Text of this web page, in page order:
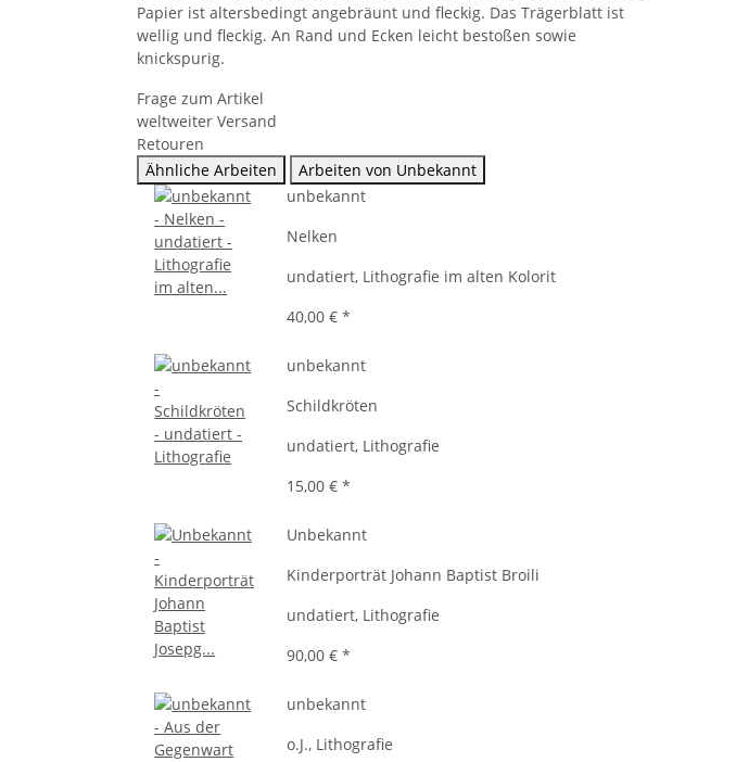
Papier ist altersbedingt angebräunt und fleckig. Das Trägerblatt ist
wellig und fleckig. An Rand und Ecken leicht bestoßen sowie
knickspurig.
Frage zum Artikel
weltweiter Versand
Retouren
Ähnliche Arbeiten
Arbeiten von Unbekannt
unbekannt
Nelken
undatiert, Lithografie im alten Kolorit
40,00 €*
unbekannt
Schildkröten
undatiert, Lithografie
15,00 €*
Unbekannt
Kinderporträt Johann Baptist Broili
undatiert, Lithografie
90,00 €*
unbekannt
o.J., Lithografie